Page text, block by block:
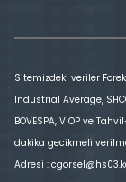
Sitemizdeki veriler
Industrial Average,
BOVESPA, VİOP ve
dakika gecikmeli
Adresi :